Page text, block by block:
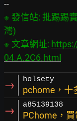
※ 發信站: 批踢踢
灣)
※ 文章網址:
04.A.2C6.html
→ holsety
pchome，十
→ a85139138
PChome，